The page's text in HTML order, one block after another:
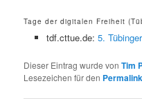
Tage der digitalen Freiheit
tdf.cttue.de: 5.
Dieser Eintrag wurde vonTim
Lesezeichen für den Permalink